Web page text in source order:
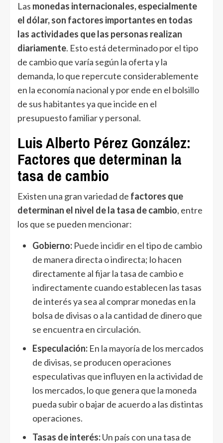
Las monedas internacionales, especialmente
el dólar, son factores importantes en todas
las actividades que las personas realizan
diariamente. Esto está determinado por el tipo
de cambio que varía según la oferta y la
demanda, lo que repercute considerablemente
en la economía nacional y por ende en el bolsillo
de sus habitantes ya que incide en el
presupuesto familiar y personal.
Luis Alberto Pérez González:
Factores que determinan la
tasa de cambio
Existen una gran variedad de factores que
determinan el nivel de la tasa de cambio, entre
los que se pueden mencionar:
Gobierno: Puede incidir en el tipo de cambio
de manera directa o indirecta; lo hacen
directamente al fijar la tasa de cambio e
indirectamente cuando establecen las tasas
de interés ya sea al comprar monedas en la
bolsa de divisas o a la cantidad de dinero que
se encuentra en circulación.
Especulación: En la mayoría de los mercados
de divisas, se producen operaciones
especulativas que influyen en la actividad de
los mercados, lo que genera que la moneda
pueda subir o bajar de acuerdo a las distintas
operaciones.
Tasas de interés:Un país con una tasa de